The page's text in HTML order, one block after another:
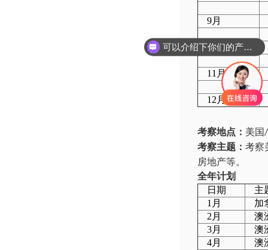
9月
10月
11月
12月
考察地点： 美国/
考察主题： 考察
房地产等。
全年计划
日期
主
1月
加
2月
澳
3月
澳
4月
澳
可以介绍下你们的产品么